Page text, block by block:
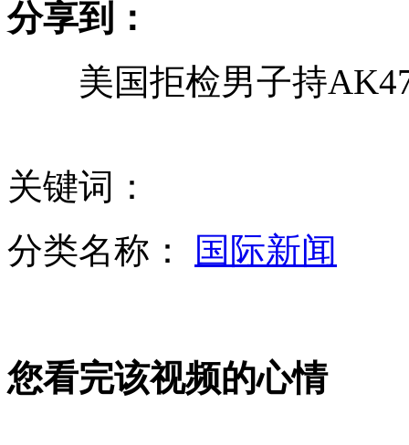
17岁少年打死人后放火焚尸 称怕没死透
15岁脑瘫少女敲出10万字小说 成网站签约写手
孙佳奇素颜爆乳跳水花絮
俄胜利日红场阅兵:步行方阵人数为三年来最少
分享到：
美国拒检男子持AK47
关键词：
分类名称：
国际新闻
您看完该视频的心情